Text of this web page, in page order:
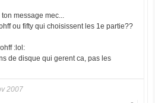
message mec...
ou fifty qui choisissent les 1e partie??
:lol:
de disque qui gerent ca, pas les
2007